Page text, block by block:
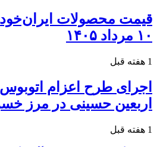
قیمت محصولات
۱۰ مرداد ۱۴۰۵
1 هفته قبل
اجرای طرح اعزام
اربعین حسینی در مرز
1 هفته قبل